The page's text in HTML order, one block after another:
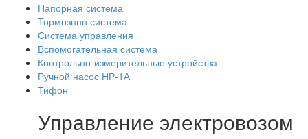
Напорная система
Тормозннн система
Система управления
Вспомогательная система
Контрольно-измерительные устройства
Ручной насос НР-1А
Тифон
Управление электровозом